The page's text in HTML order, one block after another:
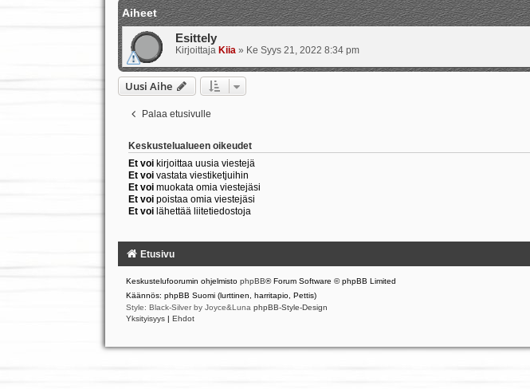
Aiheet
Esittely
Kirjoittaja Kiia» Ke Syys 21, 2022 8:34 pm
Uusi Aihe
Palaa etusivulle
Keskustelualueen oikeudet
Et voikirjoittaa uusia viestejä
Et voivastata viestiketjuihin
Et voimuokata omia viestejäsi
Et voipoistaa omia viestejäsi
Et voilähettää liitetiedostoja
Etusivu
Keskustelufoorumin ohjelmisto phpBB® Forum Software © phpBB Limited
Käännös: phpBB Suomi (lurttinen, harritapio, Pettis)
Style: Black-Silver by Joyce&Luna phpBB-Style-Design
Yksityisyys
Ehdot